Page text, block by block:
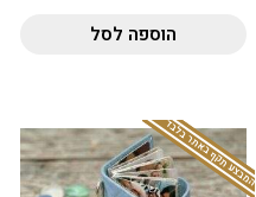
הוספה לסל
המבצע תקף באתר בלבד